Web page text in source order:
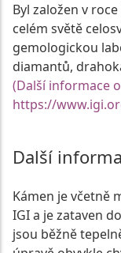
Byl založen v
celém světě
gemologickou
diamantů,
(Další informace
https://
Další
Kámen je včetně
IGI a je zataven
jsou běžně